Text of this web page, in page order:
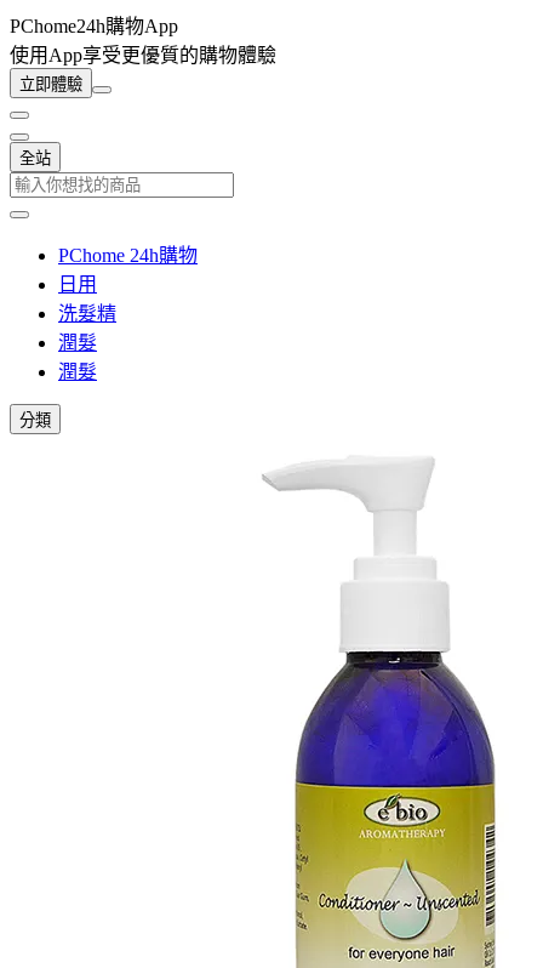
PChome24h購物App
使用App享受更優質的購物體驗
立即體驗
全站
PChome 24h購物
日用
洗髮精
潤髮
潤髮
分類